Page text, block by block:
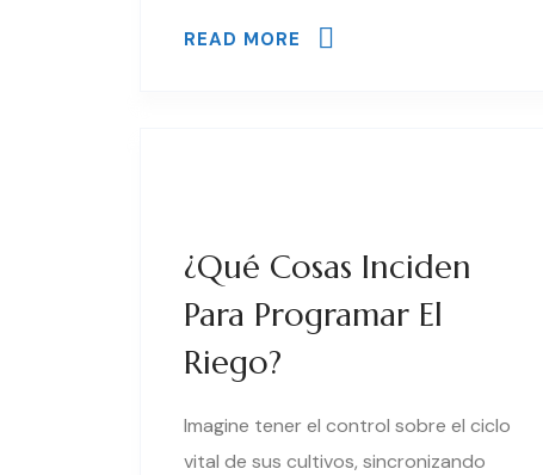
READ MORE
¿Qué Cosas Inciden
Para Programar El
Riego?
Imagine tener el control sobre el ciclo
vital de sus cultivos, sincronizando